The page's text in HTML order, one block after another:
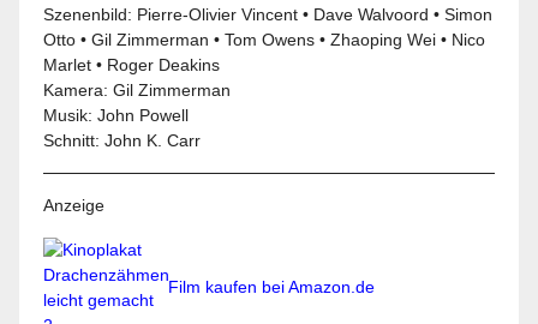
Szenenbild: Pierre-Olivier Vincent • Dave Walvoord • Simon
Otto • Gil Zimmerman • Tom Owens • Zhaoping Wei • Nico
Marlet • Roger Deakins
Kamera: Gil Zimmerman
Musik: John Powell
Schnitt: John K. Carr
Anzeige
Film kaufen bei Amazon.de